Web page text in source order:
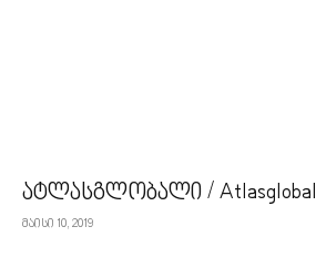
ატლასგლობალი / Atlasglobal
მაისი 10, 2019